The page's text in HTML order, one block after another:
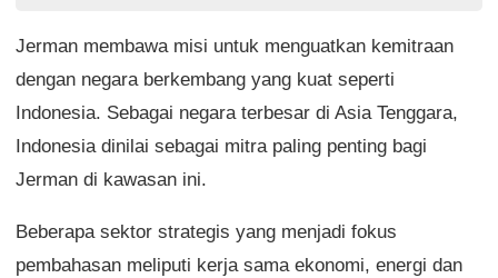
Jerman membawa misi untuk menguatkan kemitraan
dengan negara berkembang yang kuat seperti
Indonesia. Sebagai negara terbesar di Asia Tenggara,
Indonesia dinilai sebagai mitra paling penting bagi
Jerman di kawasan ini.
Beberapa sektor strategis yang menjadi fokus
pembahasan meliputi kerja sama ekonomi, energi dan